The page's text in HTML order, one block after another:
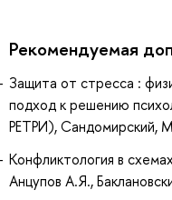
Рекомендуемая
Защита от стресса :
подход к решению
РЕТРИ), Сандомирский,
Конфликтология в
Анцупов А.Я.,